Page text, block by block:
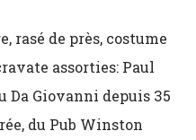
rasé de près, costume
assorties: Paul
Da Giovanni depuis 35
du Pub Winston